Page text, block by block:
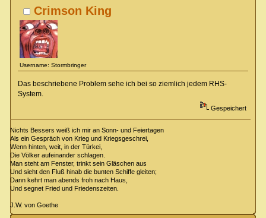
Crimson King
Username: Stormbringer
Das beschriebene Problem sehe ich bei so ziemlich jedem RHS-
System.
Gespeichert
Nichts Bessers weiß ich mir an Sonn- und Feiertagen
Als ein Gespräch von Krieg und Kriegsgeschrei,
Wenn hinten, weit, in der Türkei,
Die Völker aufeinander schlagen.
Man steht am Fenster, trinkt sein Gläschen aus
Und sieht den Fluß hinab die bunten Schiffe gleiten;
Dann kehrt man abends froh nach Haus,
Und segnet Fried und Friedenszeiten.
J.W. von Goethe